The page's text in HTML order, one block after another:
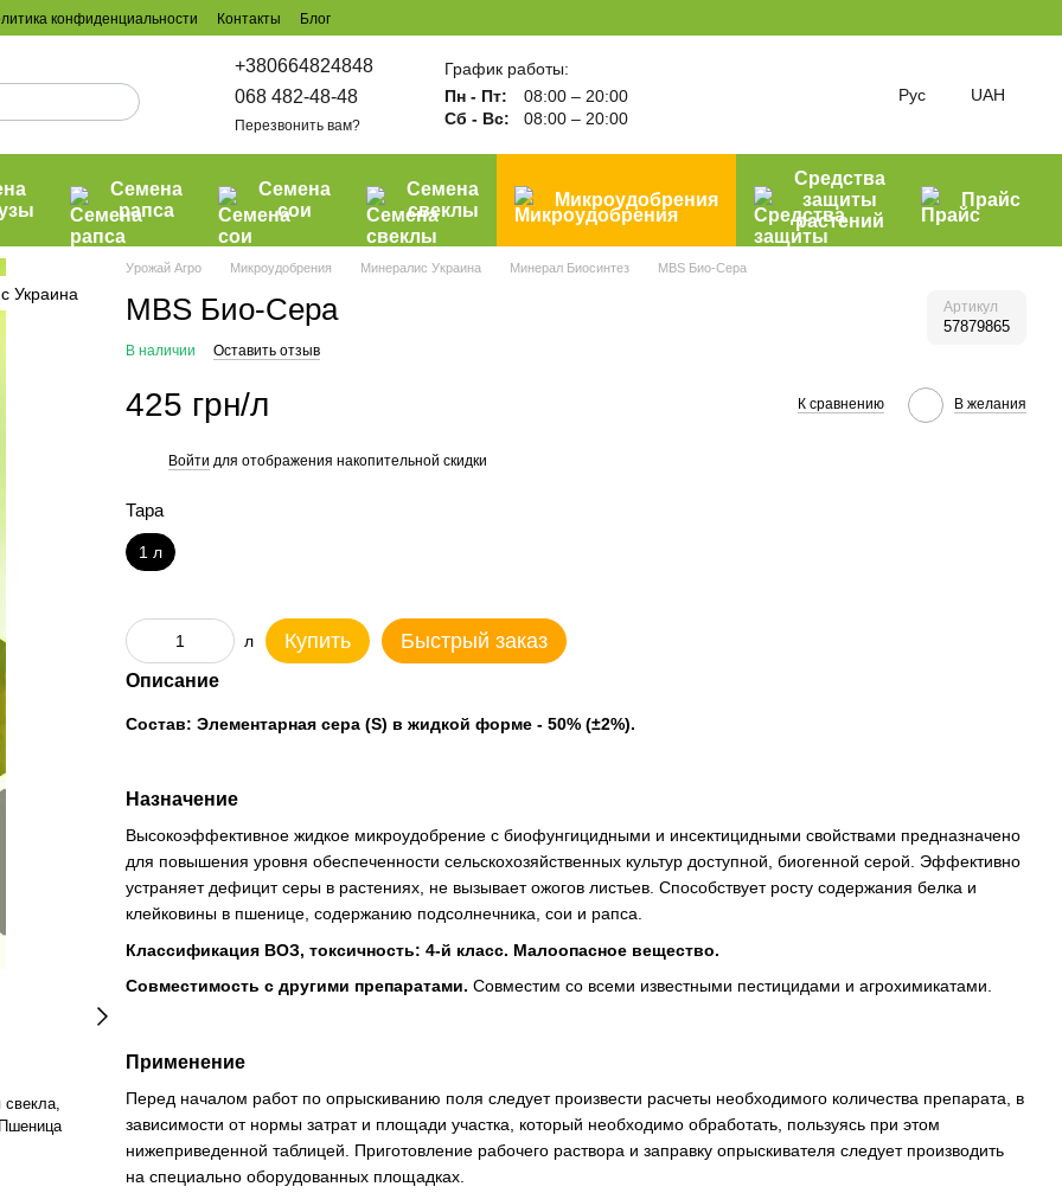
конфиденциальности Контакты Блог
+380664824848
068 482-48-48
Перезвонить вам?
График работы:
Пн - Пт:
08:00 – 20:00
Сб - Вс:
08:00 – 20:00
Рус UAH
Семена
рапса
Семена
сои
Семена
свеклы
Микроудобрения
Средства
защиты
растений
Прайс
Урожай Агро Микроудобрения Минералис Украина Минерал Биосинтез MBS Био-Сера
MBS Био-Сера Артикул
57879865
В наличии Оставить отзыв
425 грн/л К сравнению В желания
Войти для отображения накопительной скидки
Тара
1 л
л Купить Быстрый заказ
Описание
Состав: Элементарная сера (S) в жидкой форме - 50% (±2%).
Назначение
Высокоэффективное жидкое микроудобрение с биофунгицидными и инсектицидными свойствами предназначено
для повышения уровня обеспеченности сельскохозяйственных культур доступной, биогенной серой. Эффективно
устраняет дефицит серы в растениях, не вызывает ожогов листьев. Способствует росту содержания белка и
клейковины в пшенице, содержанию подсолнечника, сои и рапса.
Классификация ВОЗ, токсичность: 4-й класс. Малоопасное вещество.
Совместимость с другими препаратами. Совместим со всеми известными пестицидами и агрохимикатами.
Применение
Перед началом работ по опрыскиванию поля следует произвести расчеты необходимого количества препарата, в
зависимости от нормы затрат и площади участка, который необходимо обработать, пользуясь при этом
нижеприведенной таблицей. Приготовление рабочего раствора и заправку опрыскивателя следует производить
на специально оборудованных площадках.